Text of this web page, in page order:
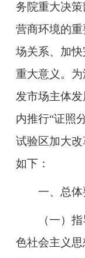
务院重大决
营商环境的
场关系、加
重大意义。
发市场主体
内推行“证照
试验区加大
如下：
一、总体
（一）
色社会主义